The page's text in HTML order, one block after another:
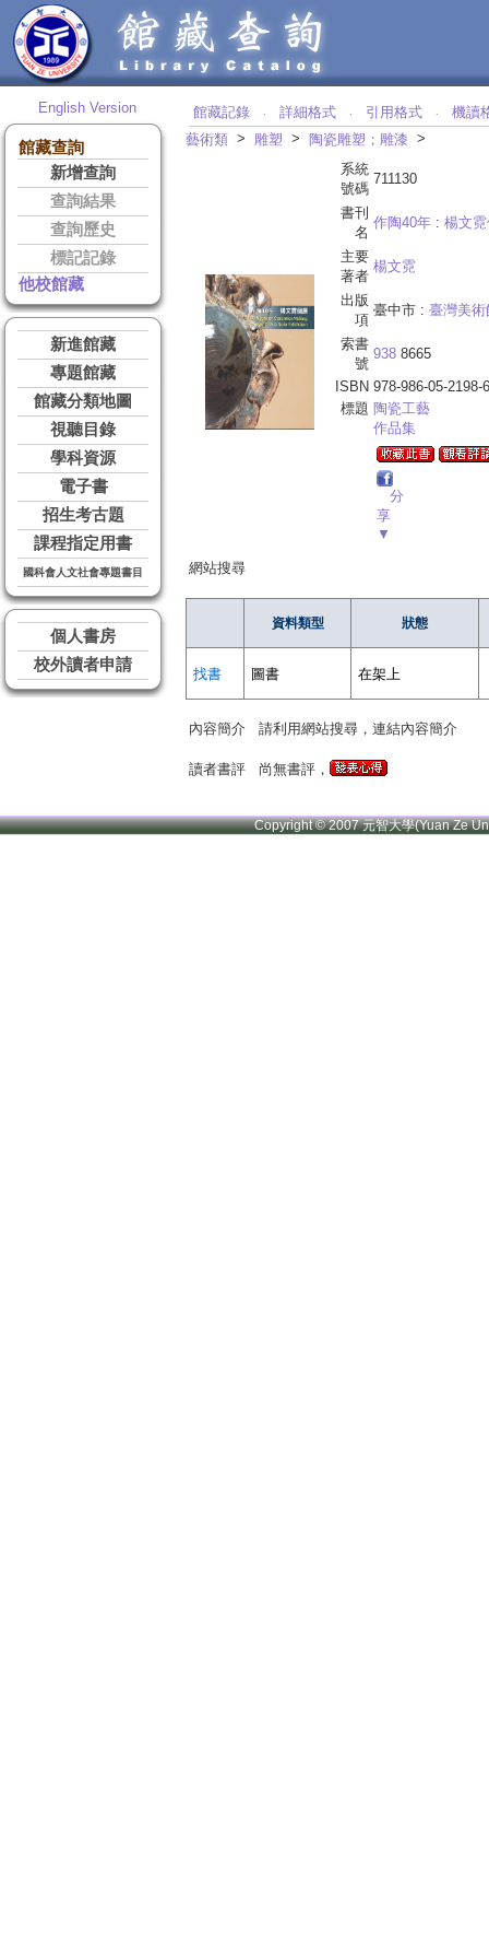
English Version
館藏查詢
新增查詢
查詢結果
查詢歷史
標記記錄
他校館藏
新進館藏
專題館藏
館藏分類地圖
視聽目錄
學科資源
電子書
招生考古題
課程指定用書
國科會人文社會專題書目
個人書房
校外讀者申請
館藏記錄 ‧ 詳細格式 ‧ 引用格式 ‧
機讀
藝術類 > 雕塑 > 陶瓷雕塑；雕漆 >
系統
號碼
711130
書刊
名
作陶40年 : 楊文
主要
著者
楊文霓
出版
項
臺中市 : 臺灣美術
索書
號
938 8665
ISBN 978-986-05-2198-6
標題 陶瓷工藝
作品集
分
享
▼
網站搜尋
資料類型 狀態
找書 圖書 在架上
內容簡介 請利用網站搜尋，連結內容簡介
讀者書評 尚無書評，
Copyright © 2007 元智大學(Yuan Ze